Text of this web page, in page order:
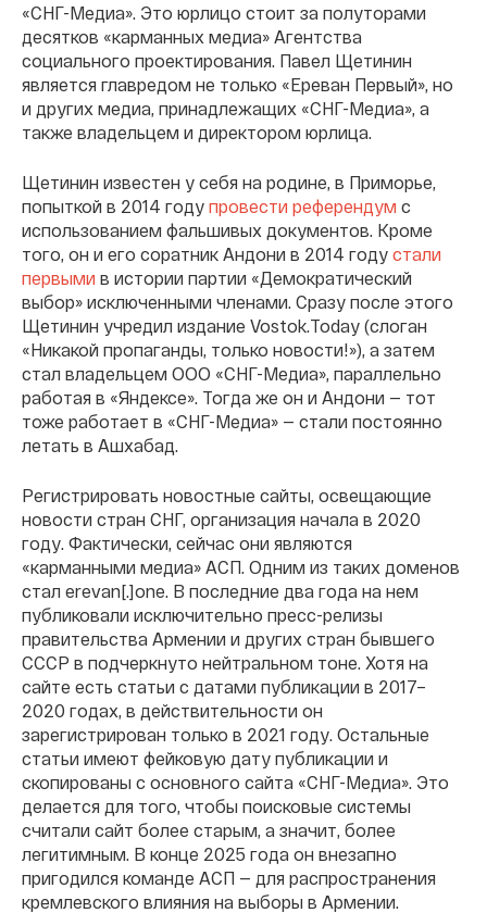
«СНГ-Медиа». Это юрлицо стоит за полуторами
десятков «карманных медиа» Агентства
социального проектирования. Павел Щетинин
является главредом не только «Ереван Первый», но
и других медиа, принадлежащих «СНГ-Медиа», а
также владельцем и директором юрлица.
Щетинин известен у себя на родине, в Приморье,
попыткой в 2014 году провести референдум с
использованием фальшивых документов. Кроме
того, он и его соратник Андони в 2014 году стали
первыми в истории партии «Демократический
выбор» исключенными членами. Сразу после этого
Щетинин учредил издание Vostok.Today (слоган
«Никакой пропаганды, только новости!»), а затем
стал владельцем ООО «СНГ-Медиа», параллельно
работая в «Яндексе». Тогда же он и Андони — тот
тоже работает в «СНГ-Медиа» — стали постоянно
летать в Ашхабад.
Регистрировать новостные сайты, освещающие
новости стран СНГ, организация начала в 2020
году. Фактически, сейчас они являются
«карманными медиа» АСП. Одним из таких доменов
стал erevan[.]one. В последние два года на нем
публиковали исключительно пресс-релизы
правительства Армении и других стран бывшего
СССР в подчеркнуто нейтральном тоне. Хотя на
сайте есть статьи с датами публикации в 2017–
2020 годах, в действительности он
зарегистрирован только в 2021 году. Остальные
статьи имеют фейковую дату публикации и
скопированы с основного сайта «СНГ-Медиа». Это
делается для того, чтобы поисковые системы
считали сайт более старым, а значит, более
легитимным. В конце 2025 года он внезапно
пригодился команде АСП — для распространения
кремлевского влияния на выборы в Армении.